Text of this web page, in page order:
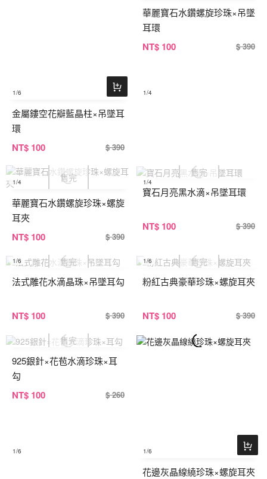
1/6
金屬鏤空花瓣藍晶柱×吊墜耳
環
NT$ 100 $ 390
1/4
華麗寶石水鑽螺旋珍珠×吊墜
耳環
NT$ 100 $ 390
1/4
華麗寶石水鑽螺旋珍珠×螺旋
耳夾
NT$ 100 $ 390
1/4
寶石月亮黑水滴×吊墜耳環
NT$ 100 $ 390
1/6
法式雕花水滴晶珠×吊墜耳勾
NT$ 100 $ 390
1/6
粉紅古典豪華珍珠×螺旋耳夾
NT$ 100 $ 390
1/6
925銀針×花苞水滴珍珠×耳
勾
NT$ 100 $ 260
1/6
花邊灰晶線繞珍珠×螺旋耳夾